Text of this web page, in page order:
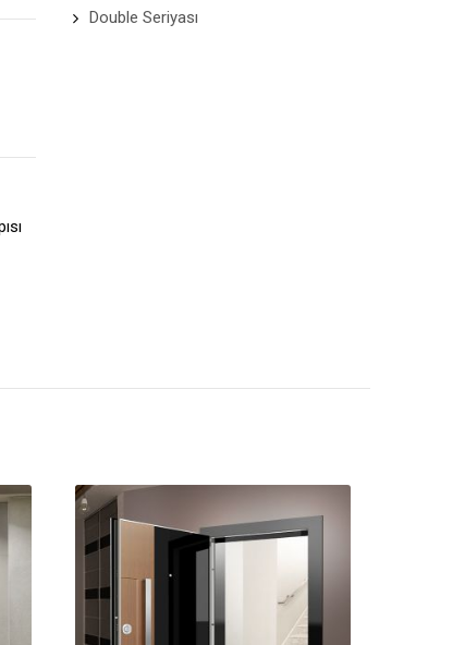
Double Seriyası